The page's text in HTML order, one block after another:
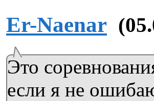
Er-Naenar
Это
если я не